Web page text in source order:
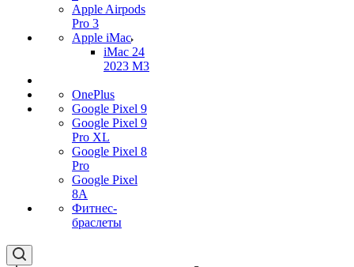
Apple Airpods
Pro 3
Apple iMac
iMac 24
2023 M3
OnePlus
Google Pixel 9
Google Pixel 9
Pro XL
Google Pixel 8
Pro
Google Pixel
8A
Фитнес-
браслеты